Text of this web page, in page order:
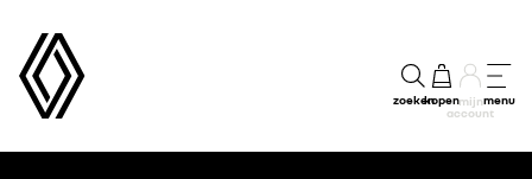
zoekenkopenmijn
account
menu